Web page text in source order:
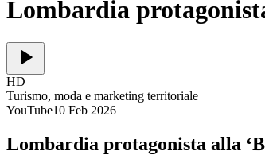
Lombardia
HD
Turismo, moda e marketing territoriale
YouTube10 Feb 2026
Lombardia protagonista alla